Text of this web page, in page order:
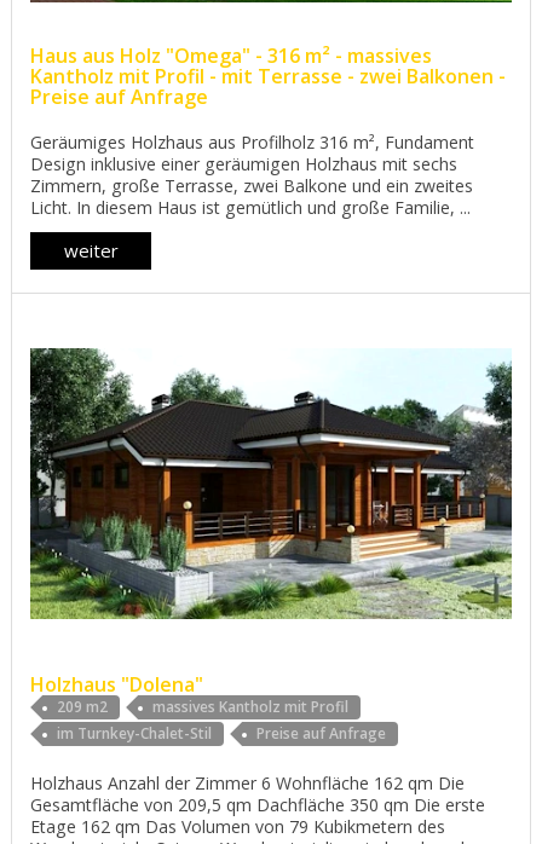
Haus aus Holz "Omega" - 316 m² - massives
Kantholz mit Profil - mit Terrasse - zwei Balkonen -
Preise auf Anfrage
Geräumiges Holzhaus aus Profilholz 316 m², Fundament
Design inklusive einer geräumigen Holzhaus mit sechs
Zimmern, große Terrasse, zwei Balkone und ein zweites
Licht. In diesem Haus ist gemütlich und große Familie, ...
weiter
Holzhaus "Dolena"
209 m2
massives Kantholz mit Profil
im Turnkey-Chalet-Stil
Preise auf Anfrage
Holzhaus Anzahl der Zimmer 6 Wohnfläche 162 qm Die
Gesamtfläche von 209,5 qm Dachfläche 350 qm Die erste
Etage 162 qm Das Volumen von 79 Kubikmetern des